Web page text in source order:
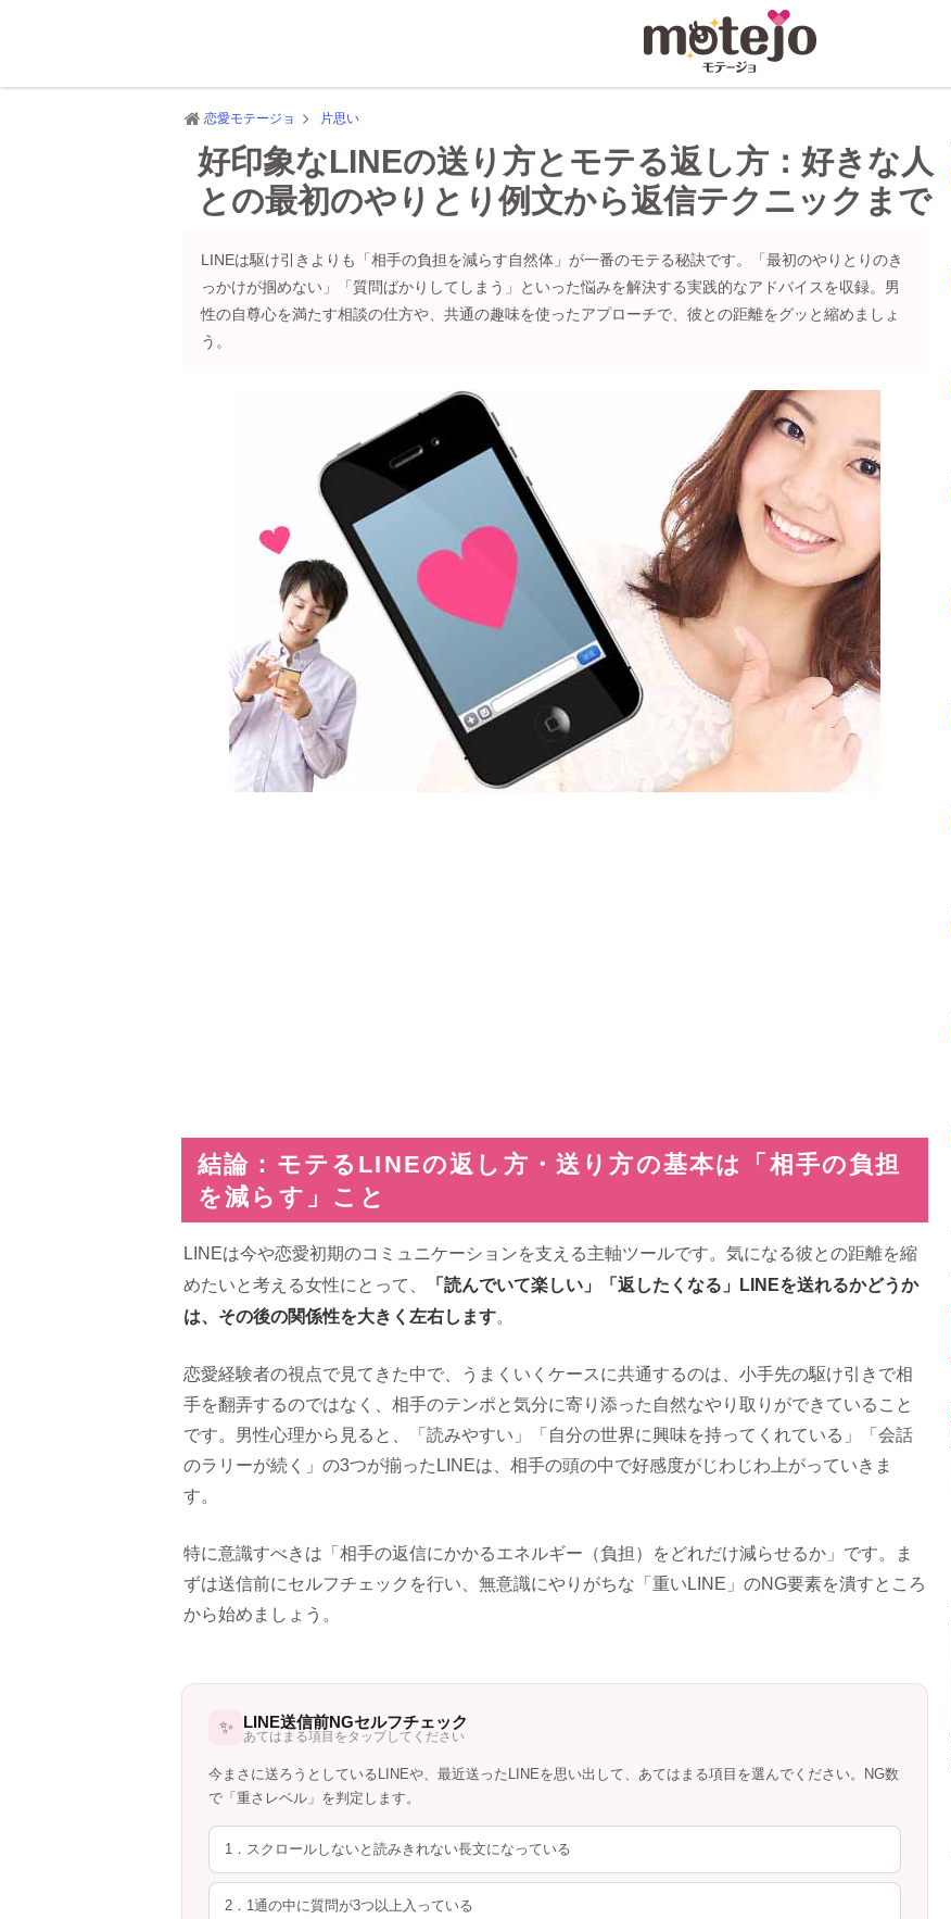
恋愛モテージョ 片思い
好印象なLINEの送り方とモテる返し方：好きな人
との最初のやりとり例文から返信テクニックまで
LINEは駆け引きよりも「相手の負担を減らす自然体」が一番のモテる秘訣です。「最初のやりとりのき
っかけが掴めない」「質問ばかりしてしまう」といった悩みを解決する実践的なアドバイスを収録。男
性の自尊心を満たす相談の仕方や、共通の趣味を使ったアプローチで、彼との距離をグッと縮めましょ
う。
結論：モテるLINEの返し方・送り方の基本は「相手の負担
を減らす」こと
LINEは今や恋愛初期のコミュニケーションを支える主軸ツールです。気になる彼との距離を縮
めたいと考える女性にとって、
「読んでいて楽しい」「返したくなる」LINEを送れるかどうか
は、その後の関係性を大きく左右します。
恋愛経験者の視点で見てきた中で、うまくいくケースに共通するのは、小手先の駆け引きで相
手を翻弄するのではなく、相手のテンポと気分に寄り添った自然なやり取りができていること
です。男性心理から見ると、「読みやすい」「自分の世界に興味を持ってくれている」「会話
のラリーが続く」の3つが揃ったLINEは、相手の頭の中で好感度がじわじわ上がっていきま
す。
特に意識すべきは「相手の返信にかかるエネルギー（負担）をどれだけ減らせるか」です。ま
ずは送信前にセルフチェックを行い、無意識にやりがちな「重いLINE」のNG要素を潰すところ
から始めましょう。
✨ LINE送信前NGセルフチェック
あてはまる項目をタップしてください
今まさに送ろうとしているLINEや、最近送ったLINEを思い出して、あてはまる項目を選んでください。NG数
で「重さレベル」を判定します。
1．スクロールしないと読みきれない長文になっている
2．1通の中に質問が3つ以上入っている